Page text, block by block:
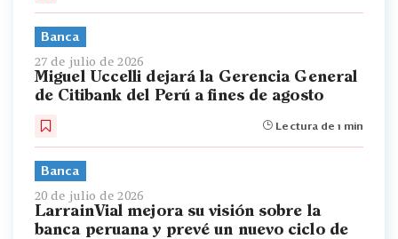
Banca
27 de julio de 2026
Miguel Uccelli dejará la Gerencia General
de Citibank del Perú a fines de agosto
Lectura de 1 min
Banca
20 de julio de 2026
LarrainVial mejora su visión sobre la
banca peruana y prevé un nuevo ciclo de